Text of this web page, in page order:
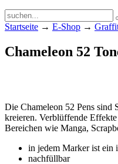
Startseite → E-Shop →
Chameleon 52
Die Chameleon 52 Pens sind
kreieren. Verblüffende
Bereichen wie Manga,
in jedem Marker ist ein
nachfüllbar